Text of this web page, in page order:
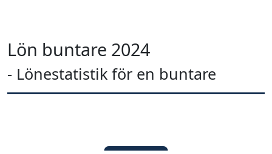
Lön buntare 2024
- Lönestatistik för en buntare